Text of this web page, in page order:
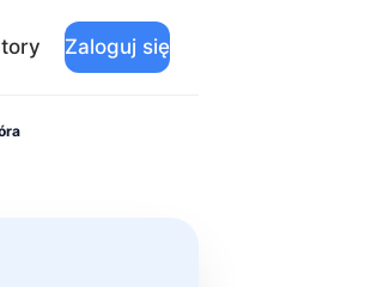
Zaloguj się